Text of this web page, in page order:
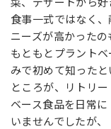
食事一式ではなく
ニーズが高かったの
もともとプラント
みで初めて知った
ところが、リトリ
ベース食品を日常
いませんでしたが、